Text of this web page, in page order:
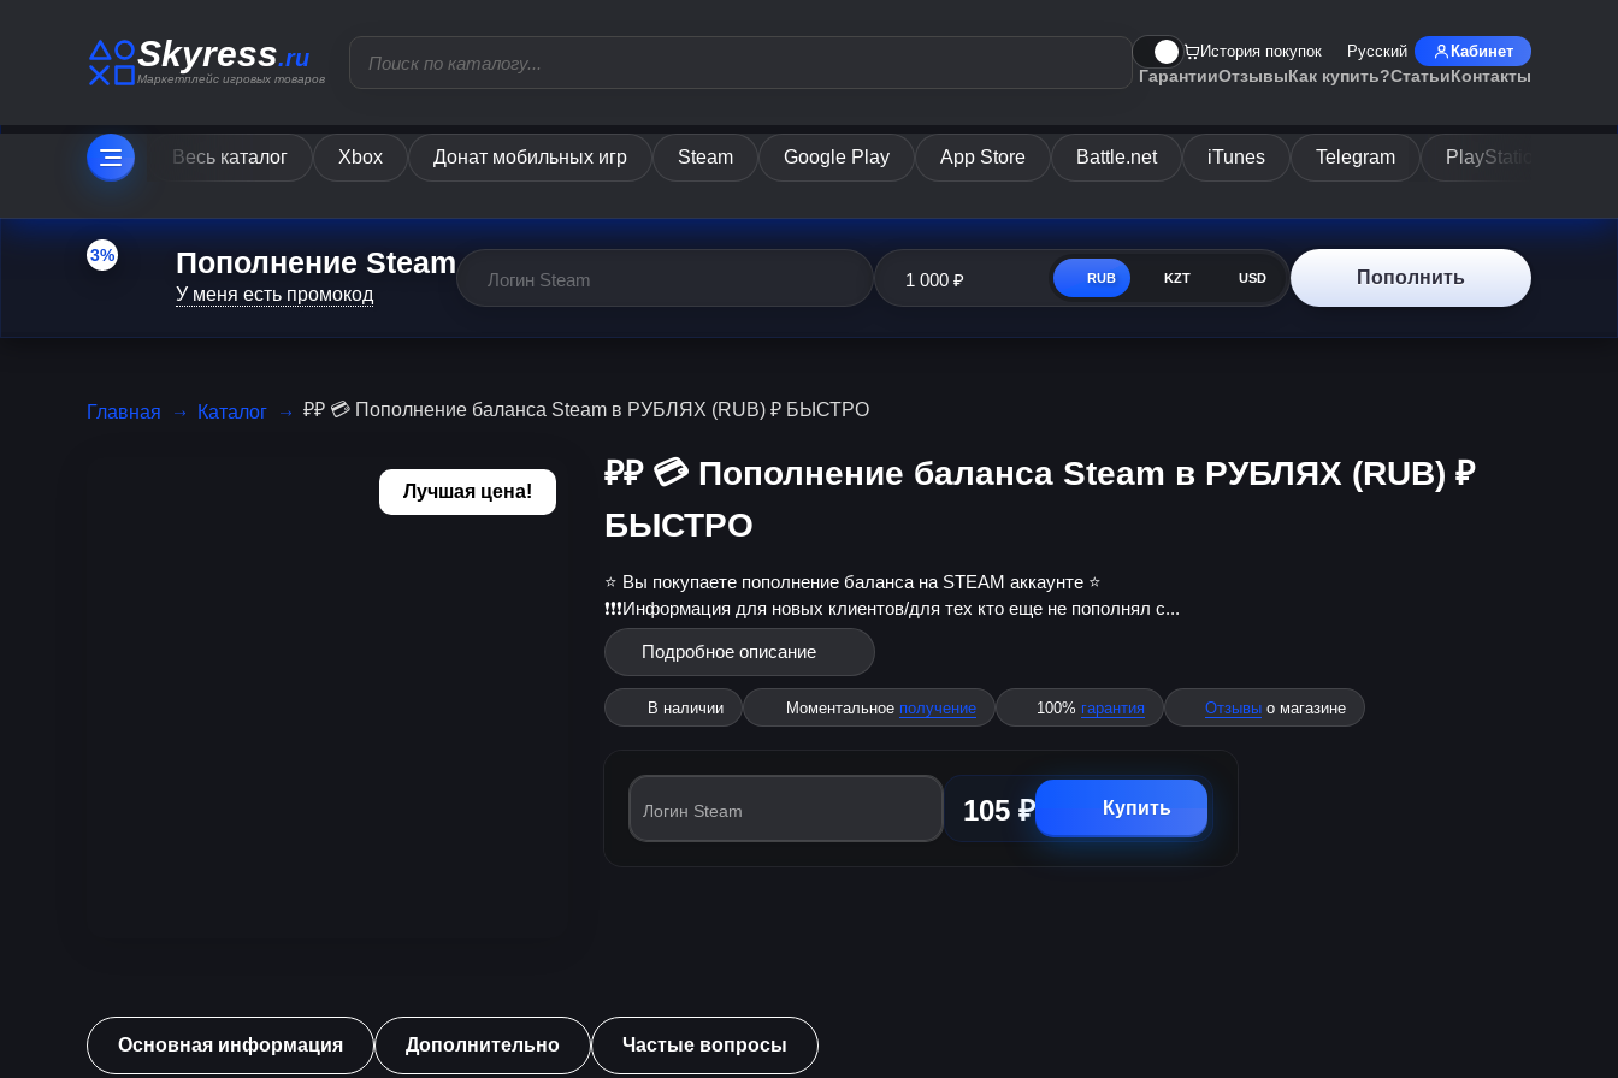
Skyress.ru
Маркетплейс игровых товаров
История покупок Русский Кабинет
ГарантииОтзывыКак купить?СтатьиКонтакты
Весь каталог Xbox Донат мобильных игр Steam Google Play App Store Battle.net iTunes Telegram PlayStation
3% Пополнение Steam
У меня есть промокод
RUB KZT USD Пополнить
Главная Каталог ₽₽ 💳 Пополнение баланса Steam в РУБЛЯХ (RUB) ₽ БЫСТРО
Лучшая цена!
₽₽ 💳 Пополнение баланса Steam в РУБЛЯХ (RUB) ₽
БЫСТРО
⭐️ Вы покупаете пополнение баланса на STEAM аккаунте ⭐️
❗❗❗Информация для новых клиентов/для тех кто еще не пополнял с...
Подробное описание
В наличии Моментальное получение 100% гарантия Отзывы о магазине
Логин Steam 105 ₽ Купить
Основная информация Дополнительно Частые вопросы